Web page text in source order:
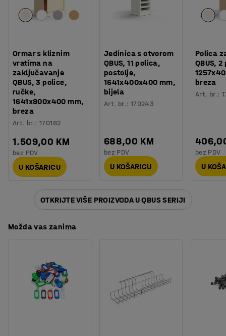
prostora i lakše je održavati radno mjesto urednim i
organiziranim. Za učinkovit radni dan!
Ormar s kliznim
vratima na
zaključavanje
QBUS, 3 police,
ručke,
1641x800x400 mm,
breza
Art. br.:170182
1.509,00 KM
bez PDV
U KOŠARICU
Jedinica s otvorom
QBUS, 11 polica,
postolje,
1641x400x400 mm,
bijela
Art. br.: 170243
688,00 KM
bez PDV
U KOŠARICU
Polica
QBUS,
breza
Art. br.:
bez PDV
U
OTKRIJTE VIŠE PROIZVODA U QBUS SERIJI
Možda vas zanima